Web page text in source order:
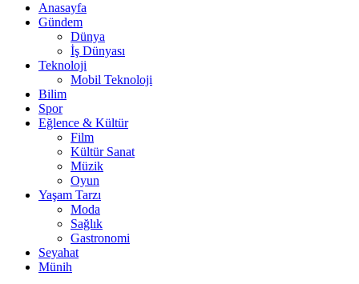
Anasayfa
Gündem
Dünya
İş Dünyası
Teknoloji
Mobil Teknoloji
Bilim
Spor
Eğlence & Kültür
Film
Kültür Sanat
Müzik
Oyun
Yaşam Tarzı
Moda
Sağlık
Gastronomi
Seyahat
Münih